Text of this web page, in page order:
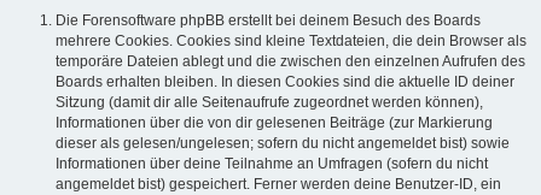
Die Forensoftware phpBB erstellt bei deinem Besuch des Boards
mehrere Cookies. Cookies sind kleine Textdateien, die dein Browser als
temporäre Dateien ablegt und die zwischen den einzelnen Aufrufen des
Boards erhalten bleiben. In diesen Cookies sind die aktuelle ID deiner
Sitzung (damit dir alle Seitenaufrufe zugeordnet werden können),
Informationen über die von dir gelesenen Beiträge (zur Markierung
dieser als gelesen/ungelesen; sofern du nicht angemeldet bist) sowie
Informationen über deine Teilnahme an Umfragen (sofern du nicht
angemeldet bist) gespeichert. Ferner werden deine Benutzer-ID, ein